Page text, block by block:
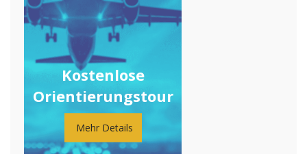
Kostenlose
Orientierungstour
Mehr Details